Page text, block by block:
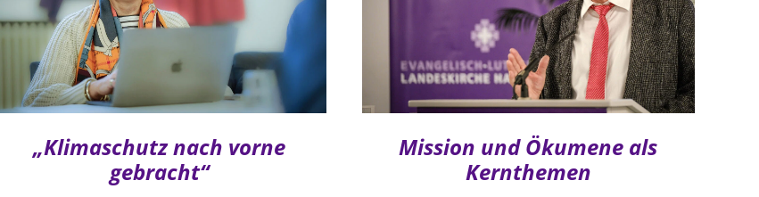
„Klimaschutz nach vorne
gebracht“
Mission und Ökumene als
Kernthemen